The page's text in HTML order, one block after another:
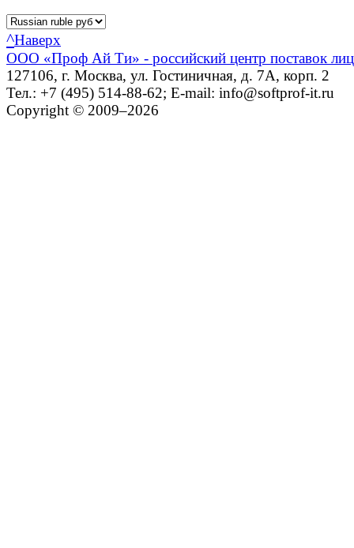
^Наверх
ООО «Проф Ай Ти» - российский центр поставок
127106, г. Москва, ул. Гостиничная, д. 7А, корп. 2
Тел.: +7 (495) 514-88-62; E-mail: info@softprof-it.ru
Copyright © 2009–2026